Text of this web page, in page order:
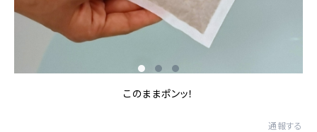
このままポンッ！
通報する